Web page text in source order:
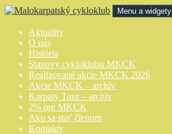
Preskočiť
obsah
Malokarpatský cykloklub
Menu a widgety
Aktuality
O nás
História
Stanovy cykloklubu MKCK
Realizované akcie MKCK 2026
Akcie MKCK – archív
Karpaty Tour – archiv
2% pre MKCK
Ako sa stať členom
Kontakty